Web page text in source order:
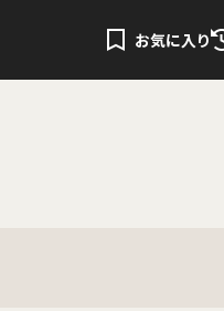
お気に入り